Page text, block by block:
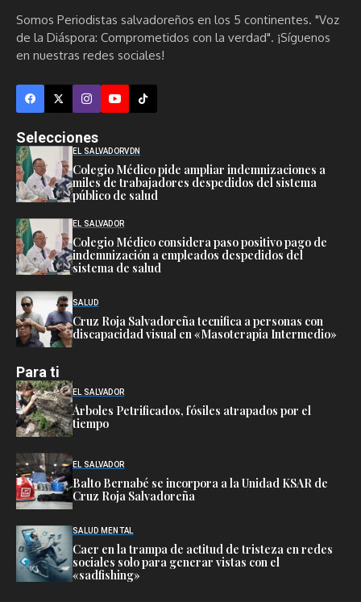
Somos Periodistas salvadoreños en los 5 continentes. "Voz
de la Diáspora: Comprometidos con la verdad". ¡Síguenos
en nuestras redes sociales!
Selecciones
EL SALVADORVDN
Colegio Médico pide ampliar indemnizaciones a
miles de trabajadores despedidos del sistema
público de salud
EL SALVADOR
Colegio Médico considera paso positivo pago de
indemnización a empleados despedidos del
sistema de salud
SALUD
Cruz Roja Salvadoreña tecnifica a personas con
discapacidad visual en «Masoterapia Intermedio»
Para ti
EL SALVADOR
Árboles Petrificados, fósiles atrapados por el
tiempo
EL SALVADOR
Balto Bernabé se incorpora a la Unidad KSAR de
Cruz Roja Salvadoreña
SALUD MENTAL
Caer en la trampa de actitud de tristeza en redes
sociales solo para generar vistas con el
«sadfishing»